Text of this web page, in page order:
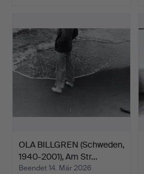
OLA BILLGREN (Schweden,
1940-2001), Am Str…
Beendet 14. Mär 2026